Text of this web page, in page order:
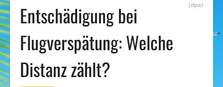
Entschädigung bei
Flugverspätung: Welche
Distanz zählt?
(dpa)